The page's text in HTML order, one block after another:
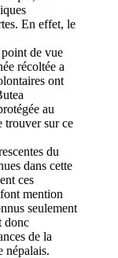
En effet, le
de vue
récoltée a
ont
au
trouver sur ce
du
dans cette
ces
mention
seulement
donc
de la
népalais.